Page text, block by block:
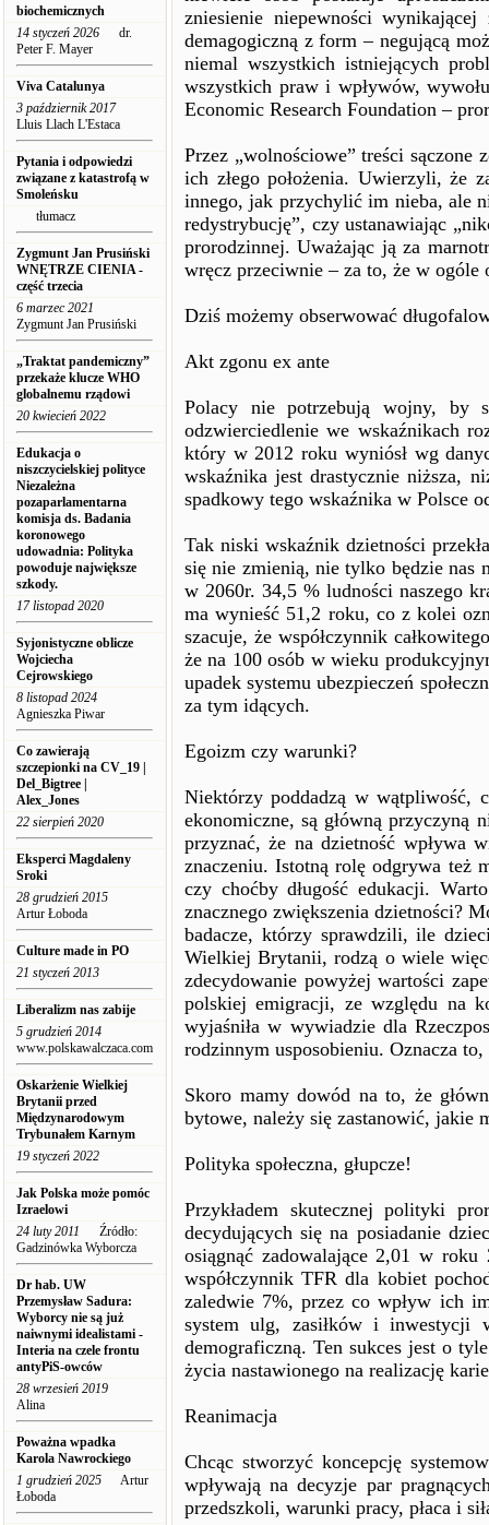
biochemicznych
14 styczeń 2026 dr.
Peter F. Mayer
Viva Catalunya
3 październik 2017
Lluis Llach L'Estaca
Pytania i odpowiedzi
związane z katastrofą w
Smoleńsku
tłumacz
Zygmunt Jan Prusiński
WNĘTRZE CIENIA -
część trzecia
6 marzec 2021
Zygmunt Jan Prusiński
„Traktat pandemiczny”
przekaże klucze WHO
globalnemu rządowi
20 kwiecień 2022
Edukacja o
niszczycielskiej polityce
Niezależna
pozaparlamentarna
komisja ds. Badania
koronowego
udowadnia: Polityka
powoduje największe
szkody.
17 listopad 2020
Syjonistyczne oblicze
Wojciecha
Cejrowskiego
8 listopad 2024
Agnieszka Piwar
Co zawierają
szczepionki na CV_19 |
Del_Bigtree |
Alex_Jones
22 sierpień 2020
Eksperci Magdaleny
Sroki
28 grudzień 2015
Artur Łoboda
Culture made in PO
21 styczeń 2013
Liberalizm nas zabije
5 grudzień 2014
www.polskawalczaca.com
Oskarżenie Wielkiej
Brytanii przed
Międzynarodowym
Trybunałem Karnym
19 styczeń 2022
Jak Polska może pomóc
Izraelowi
24 luty 2011 Źródło:
Gadzinówka Wyborcza
Dr hab. UW
Przemysław Sadura:
Wyborcy nie są już
naiwnymi idealistami -
Interia na czele frontu
antyPiS-owców
28 wrzesień 2019
Alina
Poważna wpadka
Karola Nawrockiego
1 grudzień 2025 Artur
Łoboda
zniesienie niepewności
demagogiczną z form – negującą
niemal wszystkich istniejących
wszystkich praw i wpływów,
Economic Research Foundation –
Przez „wolnościowe” treści
ich złego położenia. Uwierzyli, że
innego, jak przychylić im nieba, ale
redystrybucję”, czy ustanawiając
prorodzinnej. Uważając ją za
wręcz przeciwnie – za to, że w ogóle
Dziś możemy obserwować
Akt zgonu ex ante
Polacy nie potrzebują wojny, by
odzwierciedlenie we wskaźnikach
który w 2012 roku wyniósł wg
wskaźnika jest drastycznie niższa,
spadkowy tego wskaźnika w Polsce
Tak niski wskaźnik dzietności
się nie zmienią, nie tylko będzie nas
w 2060r. 34,5 % ludności naszego
ma wynieść 51,2 roku, co z kolei
szacuje, że współczynnik
że na 100 osób w wieku
upadek systemu ubezpieczeń
za tym idących.
Egoizm czy warunki?
Niektórzy poddadzą w wątpliwość,
ekonomiczne, są główną przyczyną
przyznać, że na dzietność wpływa
znaczeniu. Istotną rolę odgrywa też
czy choćby długość edukacji.
znacznego zwiększenia dzietności?
badacze, którzy sprawdzili, ile
Wielkiej Brytanii, rodzą o wiele
zdecydowanie powyżej wartości
polskiej emigracji, ze względu na
wyjaśniła w wywiadzie dla
rodzinnym usposobieniu. Oznacza
Skoro mamy dowód na to, że
bytowe, należy się zastanowić, jakie
Polityka społeczna, głupcze!
Przykładem skutecznej polityki
decydujących się na posiadanie
osiągnąć zadowalające 2,01 w
współczynnik TFR dla kobiet
zaledwie 7%, przez co wpływ ich
system ulg, zasiłków i inwestycji
demograficzną. Ten sukces jest o
życia nastawionego na realizację
Reanimacja
Chcąc stworzyć koncepcję
wpływają na decyzje par
przedszkoli, warunki pracy, płaca i